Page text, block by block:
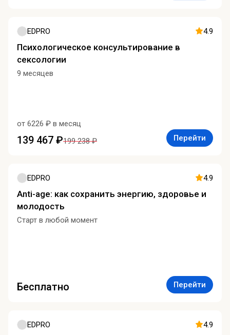
EDPRO 4.9
Психологическое консультирование в
сексологии
9 месяцев
от 6226 ₽ в месяц
139 467 ₽199 238 ₽ Перейти
EDPRO 4.9
Anti-age: как сохранить энергию, здоровье и
молодость
Старт в любой момент
Бесплатно Перейти
EDPRO 4.9